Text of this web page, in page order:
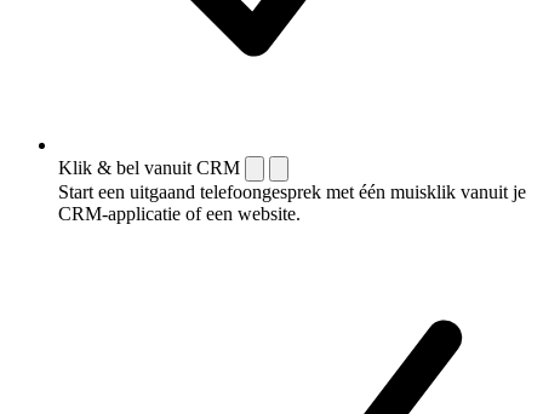
Klik & bel vanuit CRM
Start een uitgaand telefoongesprek met één muisklik vanuit je
CRM-applicatie of een website.